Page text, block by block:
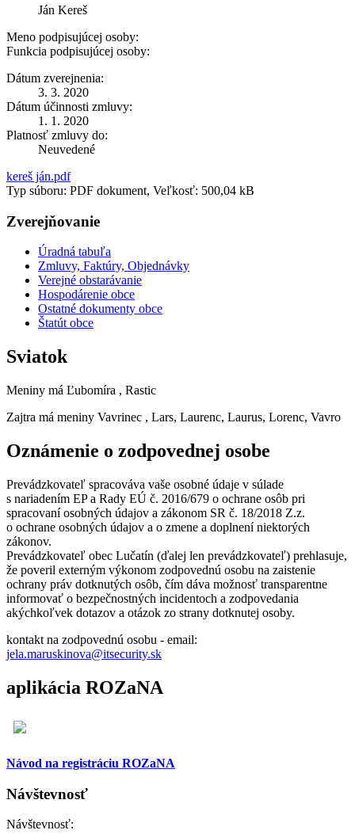
Ján Kereš
Meno podpisujúcej osoby:
Funkcia podpisujúcej osoby:
Dátum zverejnenia:
3. 3. 2020
Dátum účinnosti zmluvy:
1. 1. 2020
Platnosť zmluvy do:
Neuvedené
kereš ján.pdf
Typ súboru: PDF dokument, Veľkosť: 500,04 kB
Zverejňovanie
Úradná tabuľa
Zmluvy, Faktúry, Objednávky
Verejné obstarávanie
Hospodárenie obce
Ostatné dokumenty obce
Štatút obce
Sviatok
Meniny má Ľubomíra , Rastic
Zajtra má meniny Vavrinec , Lars, Laurenc, Laurus, Lorenc, Vavro
Oznámenie o zodpovednej osobe
Prevádzkovateľ spracováva vaše osobné údaje v súlade
s nariadením EP a Rady EÚ č. 2016/679 o ochrane osôb pri
spracovaní osobných údajov a zákonom SR č. 18/2018 Z.z.
o ochrane osobných údajov a o zmene a doplnení niektorých
zákonov.
Prevádzkovateľ obec Lučatín (ďalej len prevádzkovateľ) prehlasuje,
že poveril externým výkonom zodpovednú osobu na zaistenie
ochrany práv dotknutých osôb, čím dáva možnosť transparentne
informovať o bezpečnostných incidentoch a zodpovedania
akýchkoľvek dotazov a otázok zo strany dotknutej osoby.
kontakt na zodpovednú osobu - email:
jela.maruskinova@itsecurity.sk
aplikácia ROZaNA
Návod na registráciu ROZaNA
Návštevnosť
Návštevnosť: